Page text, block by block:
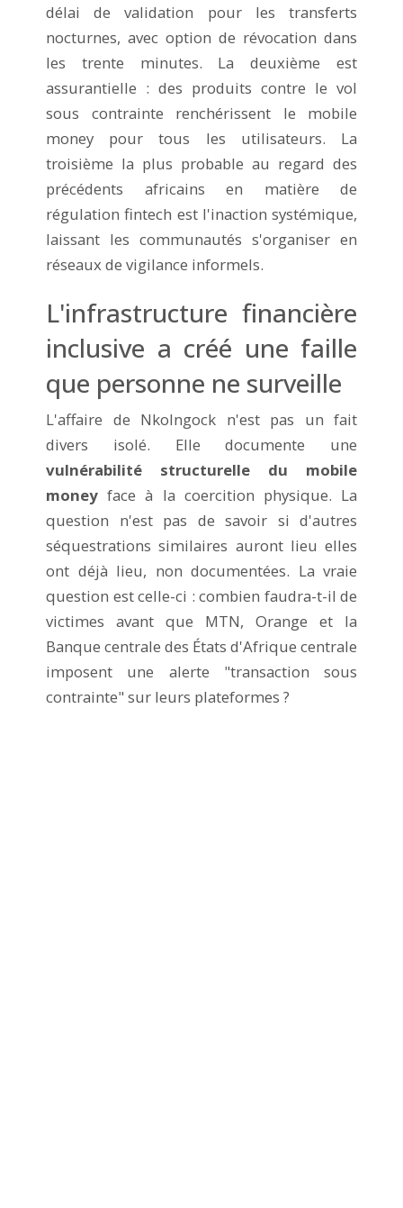
délai de validation pour les transferts
nocturnes, avec option de révocation dans
les trente minutes. La deuxième est
assurantielle : des produits contre le vol
sous contrainte renchérissent le mobile
money pour tous les utilisateurs. La
troisième la plus probable au regard des
précédents africains en matière de
régulation fintech est l'inaction systémique,
laissant les communautés s'organiser en
réseaux de vigilance informels.
L'infrastructure financière
inclusive a créé une faille
que personne ne surveille
L'affaire de Nkolngock n'est pas un fait
divers isolé. Elle documente une
vulnérabilité structurelle du mobile
money face à la coercition physique. La
question n'est pas de savoir si d'autres
séquestrations similaires auront lieu elles
ont déjà lieu, non documentées. La vraie
question est celle-ci : combien faudra-t-il de
victimes avant que MTN, Orange et la
Banque centrale des États d'Afrique centrale
imposent une alerte "transaction sous
contrainte" sur leurs plateformes ?